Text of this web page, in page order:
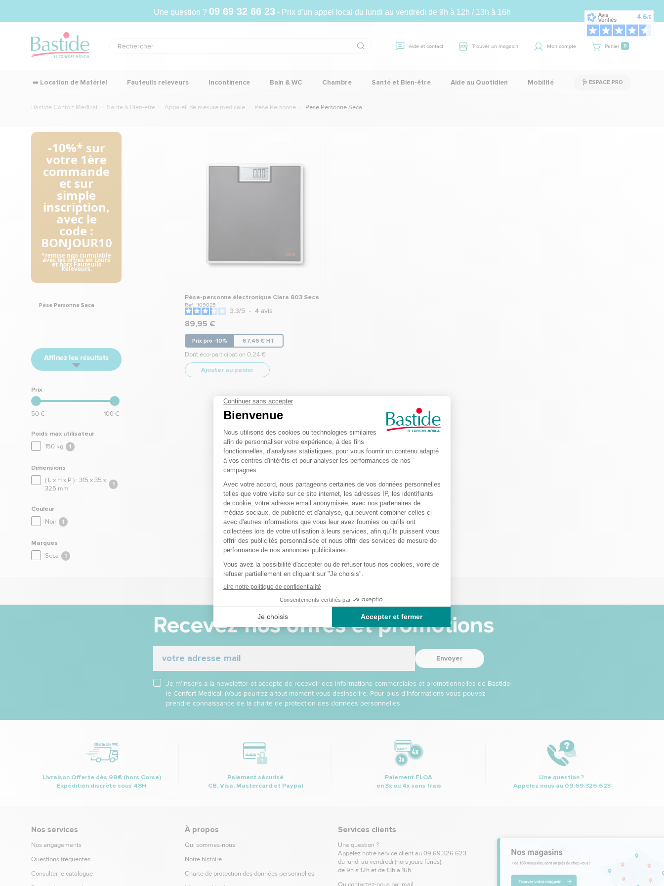
Une question ? 09 69 32 66 23- Prix d'un appel local du lundi au vendredi de 9h à 12h / 13h à 16h
Aide et contact Trouver un magasin Mon compte Panier 0
➡️ Location de Matériel Fauteuils releveurs Incontinence Bain & WC Chambre Santé et Bien-être Aide au Quotidien Mobilité 🩺 ESPACE PRO
Bastide Confort Médical Santé & Bien-être Appareil de mesure médicale Pèse Personne Pèse Personne Seca
-10%* sur
votre 1ère
commande
et sur
simple
inscription,
avec le
code :
BONJOUR10
*remise non cumulable
avec les offres en cours
et hors Fauteuils
Releveurs.
Pèse Personne Seca
Prix
50 € 100 €
Poids max utilisateur
150 kg
1
Dimensions
( L x H x P ) : 315 x 35 x
325 mm
1
Couleur
Noir
1
Marques
Seca
1
Pèse-personne électronique Clara 803 Seca
Ref.: 109025
3.3/5 - 4 avis
89,95 €
Prix pro -10% 67,46 € HT
Dont éco-participation 0,24 €
Ajouter au panier
Recevez nos offres et promotions
Envoyer
Je m’inscris à la newsletter et accepte de recevoir des informations commerciales et promotionnelles de Bastide
le Confort Médical. (Vous pourrez à tout moment vous désinscrire. Pour plus d’informations vous pouvez
prendre connaissance de la charte de protection des données personnelles.
Livraison Offerte dès 99€ (hors Corse)
Expédition discrète sous 48H
Paiement sécurisé
CB, Visa, Mastercard et Paypal
Paiement FLOA
en 3x ou 4x sans frais
Une question ?
Appelez nous au 09.69.326.623
Nos services
Nos engagements
Questions fréquentes
Consulter le catalogue
À propos
Qui sommes-nous
Notre histoire
Charte de protection des données personnelles
Services clients
Une question ?
Appelez notre service client au 09.69.326.623
du lundi au vendredi (hors jours fériés),
de 9h à 12h et de 13h à 16h